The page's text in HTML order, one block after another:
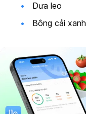
Dưa leo
Bông cải xanh